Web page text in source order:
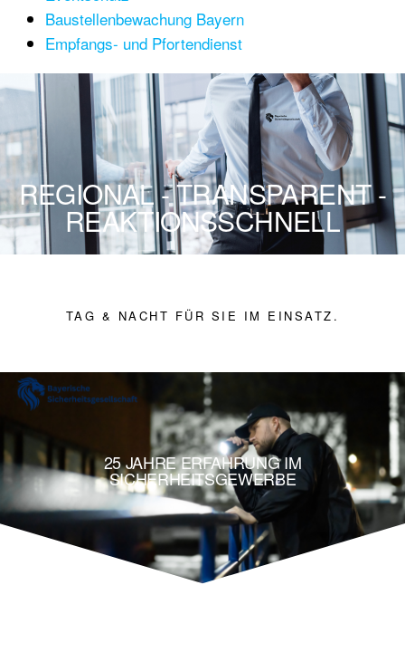
Baustellenbewachung Bayern
Empfangs- und Pfortendienst
REGIONAL - TRANSPARENT -
REAKTIONSSCHNELL
TAG & NACHT FÜR SIE IM EINSATZ.
25 JAHRE ERFAHRUNG IM
SICHERHEITSGEWERBE